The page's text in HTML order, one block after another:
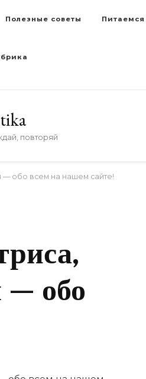
Полезные советы Питаемся
повторяй
— обо всем на нашем сайте!
— обо